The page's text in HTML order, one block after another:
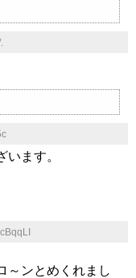
ます。
～ンとめくれまし